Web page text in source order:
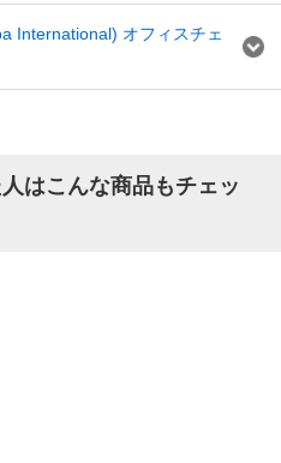
International) オフィスチェ
はこんな商品もチェッ